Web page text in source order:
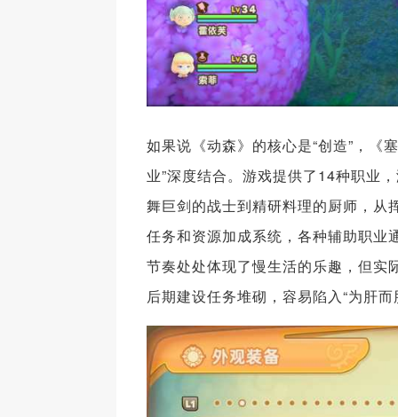
如果说《动森》的核心是“创造”，《
业”深度结合。游戏提供了14种职业
舞巨剑的战士到精研料理的厨师，从
任务和资源加成系统，各种辅助职业
节奏处处体现了慢生活的乐趣，但
后期建设任务堆砌，容易陷入“为肝